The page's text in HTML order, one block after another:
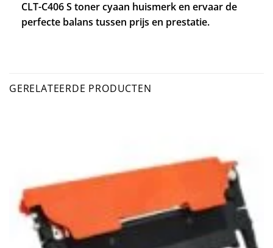
CLT-C406 S toner cyaan huismerk en ervaar de
perfecte balans tussen prijs en prestatie.
GERELATEERDE PRODUCTEN